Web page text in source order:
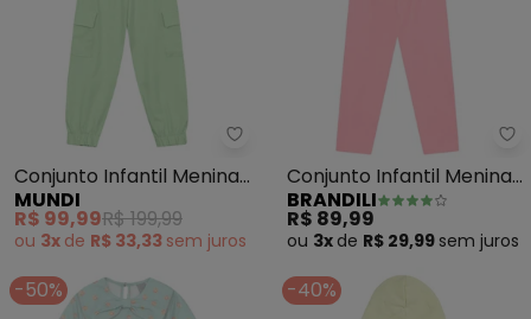
Mundi - Conjunto Infantil
Conjunto Infantil Menina
de Corações (Verde)
MUNDI
R$ 99,99R$ 199,99
ou 3x de R$ 33,33 sem juros
Conjunto Infantil Menina
de Gatinho (Verde)
BRANDILI
R$ 89,99
ou 3x de R$ 29,99 sem juros
-50% -40%